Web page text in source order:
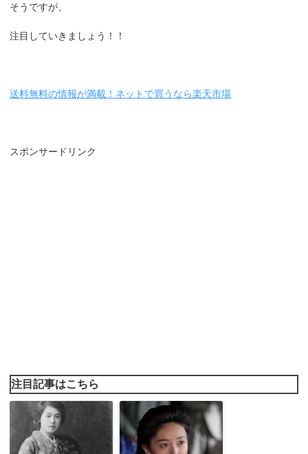
そうですが、
注目していきましょう！！
送料無料の情報が満載！ネットで買うなら楽天市場
スポンサードリンク
注目記事はこちら